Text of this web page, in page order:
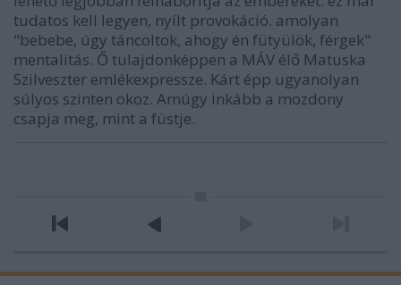
tudatos kell legyen, nyílt provokáció. amolyan
"bebebe, úgy táncoltok, ahogy én fütyülök, férgek"
mentalitás. Ő tulajdonképpen a MÁV élő Matuska
Szilveszter emlékexpressze. Kárt épp ugyanolyan
súlyos szinten okoz. Amúgy inkább a mozdony
csapja meg, mint a füstje.